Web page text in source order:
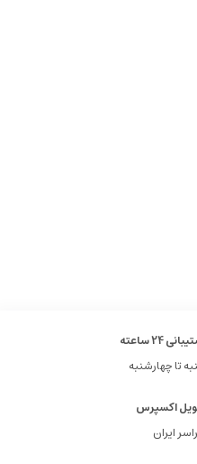
24 ساعته
تا چهارشنبه
اکسپرس
ایران